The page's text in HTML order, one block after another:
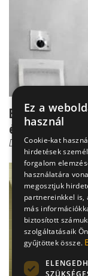
Erőtlen, más
évesen
Dr. Fischer Gábor
Ez a
használ
Cookie-kat
hirdetések
forgalom
használatára
megosztjuk
partnereinkkel is,
más
biztosított
szolgáltatásaik
gyűjtöttek össze.